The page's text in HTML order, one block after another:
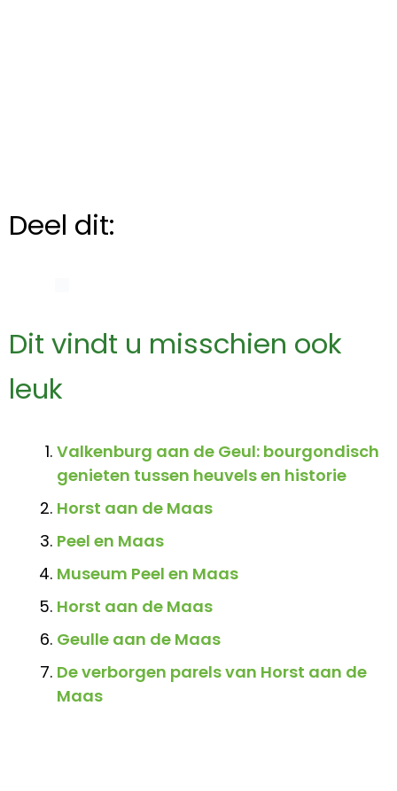
Deel dit:
Dit vindt u misschien ook
leuk
Valkenburg aan de Geul: bourgondisch
genieten tussen heuvels en historie
Horst aan de Maas
Peel en Maas
Museum Peel en Maas
Horst aan de Maas
Geulle aan de Maas
De verborgen parels van Horst aan de
Maas